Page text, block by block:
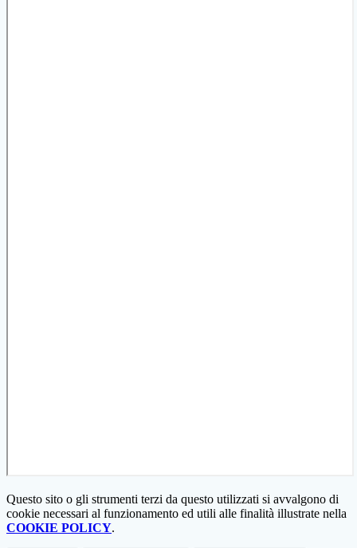
Questo sito o gli strumenti terzi da questo utilizzati si avvalgono di
cookie necessari al funzionamento ed utili alle finalità illustrate nella
COOKIE POLICY.